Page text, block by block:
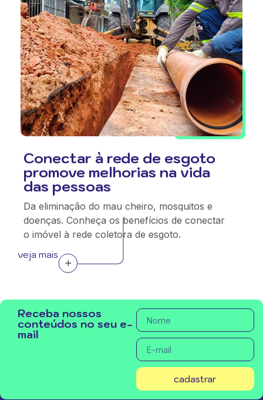
Conectar à rede de esgoto
promove melhorias na vida
das pessoas
Da eliminação do mau cheiro, mosquitos e
doenças. Conheça os benefícios de conectar
o imóvel à rede coletora de esgoto.
veja mais
Receba nossos
conteúdos no seu e-
mail
cadastrar